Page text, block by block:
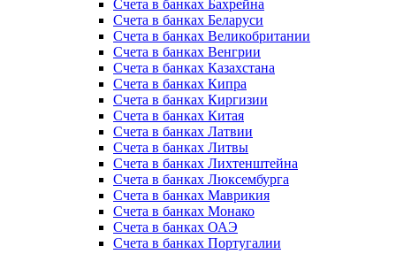
Счета в банках Бахрейна
Счета в банках Беларуси
Счета в банках Великобритании
Счета в банках Венгрии
Счета в банках Казахстана
Счета в банках Кипра
Счета в банках Киргизии
Счета в банках Китая
Счета в банках Латвии
Счета в банках Литвы
Счета в банках Лихтенштейна
Счета в банках Люксембурга
Счета в банках Маврикия
Счета в банках Монако
Счета в банках ОАЭ
Счета в банках Португалии